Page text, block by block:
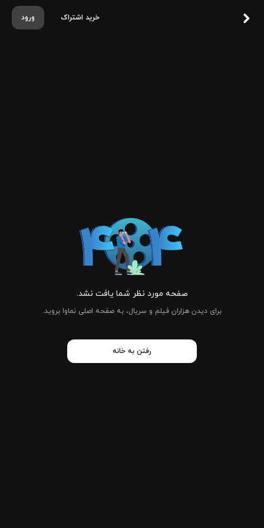
ورود خرید اشتراک
صفحه مورد نظر شما یافت نشد.
برای دیدن هزاران فیلم و سریال، به صفحه اصلی نماوا بروید.
رفتن به خانه